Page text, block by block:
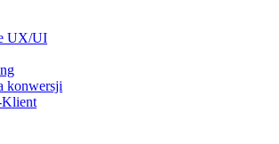
UX/UI
konwersji
Klient